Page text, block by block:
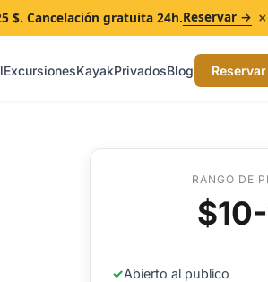
$. Cancelación gratuita 24h.Reservar → ×
ExcursionesKayakPrivadosBlog Reservar
RANGO DE
✓Abierto al publico